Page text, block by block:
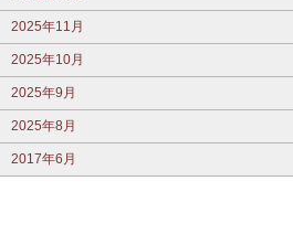
2025年11月
2025年10月
2025年9月
2025年8月
2017年6月